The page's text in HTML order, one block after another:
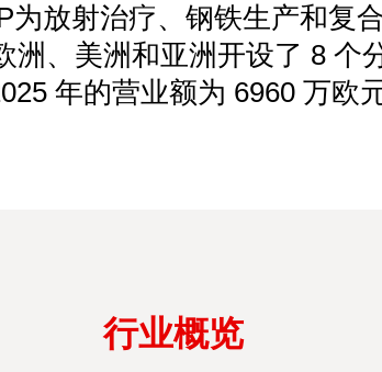
为放射治疗、钢铁生产和复
洲、美洲和亚洲开设了 8 个
年的营业额为 6960 万欧元
行业概览